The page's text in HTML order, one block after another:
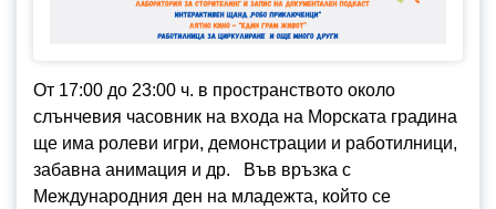
От 17:00 до 23:00 ч. в пространството около
слънчевия часовник на входа на Морската градина
ще има ролеви игри, демонстрации и работилници,
забавна анимация и др. Във връзка с
Международния ден на младежта, който се